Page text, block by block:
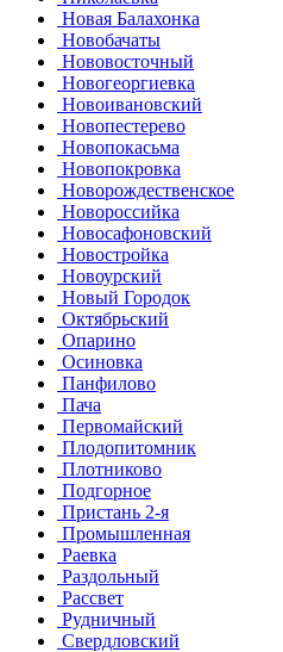
Новая Балахонка
Новобачаты
Нововосточный
Новогеоргиевка
Новоивановский
Новопестерево
Новопокасьма
Новопокровка
Новорождественское
Новороссийка
Новосафоновский
Новостройка
Новоурский
Новый Городок
Октябрьский
Опарино
Осиновка
Панфилово
Пача
Первомайский
Плодопитомник
Плотниково
Подгорное
Пристань 2-я
Промышленная
Раевка
Раздольный
Рассвет
Рудничный
Свердловский